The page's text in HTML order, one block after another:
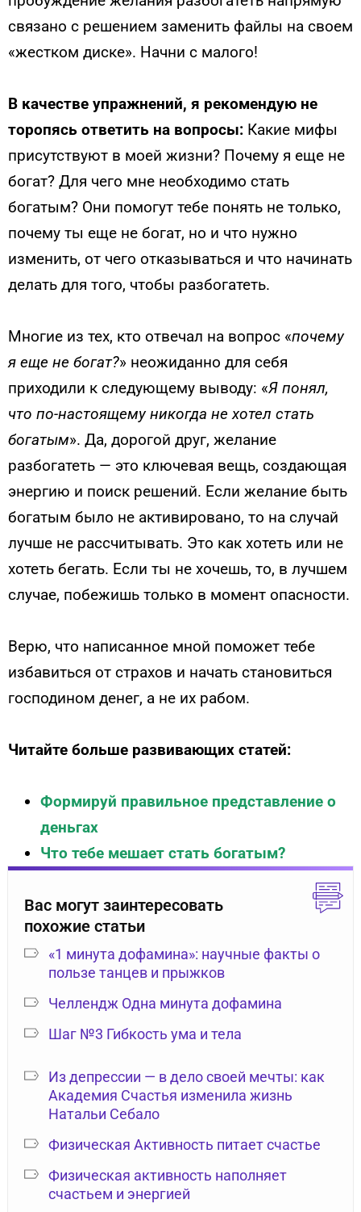
связано с решением заменить файлы на своем
«жестком диске». Начни с малого!
В качестве упражнений, я рекомендую не
торопясь ответить на вопросы: Какие мифы
присутствуют в моей жизни? Почему я еще не
богат? Для чего мне необходимо стать
богатым? Они помогут тебе понять не только,
почему ты еще не богат, но и что нужно
изменить, от чего отказываться и что начинать
делать для того, чтобы разбогатеть.
Многие из тех, кто отвечал на вопрос «почему
я еще не богат?» неожиданно для себя
приходили к следующему выводу: «Я понял,
что по-настоящему никогда не хотел стать
богатым». Да, дорогой друг, желание
разбогатеть — это ключевая вещь, создающая
энер­гию и поиск решений. Если желание быть
богатым было не активи­ровано, то на случай
лучше не рассчитывать. Это как хотеть или не
хотеть бегать. Если ты не хочешь, то, в лучшем
случае, побежишь только в момент опасности.
Верю, что написанное мной поможет тебе
избавиться от страхов и начать становиться
господином денег, а не их рабом.
Читайте больше развивающих статей:
Формируй правильное представление о
деньгах
Что тебе мешает стать богатым?
Вас могут заинтересовать
похожие статьи
«1 минута дофамина»: научные факты о
пользе танцев и прыжков
Челлендж Одна минута дофамина
Шаг №3 Гибкость ума и тела
Из депрессии — в дело своей мечты: как
Академия Счастья изменила жизнь
Натальи Себало
Физическая Активность питает счастье
Физическая активность наполняет
счастьем и энергией